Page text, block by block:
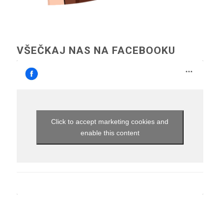
VŠEČKAJ NAS NA FACEBOOKU
Click to accept marketing cookies and
enable this content